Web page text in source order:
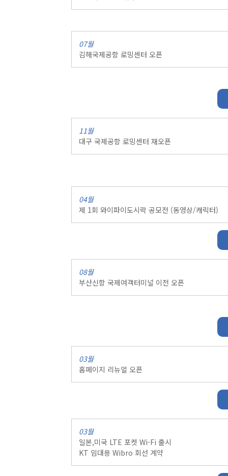
07월
김해국제공항 로밍센터 오픈
11월
대구 국제공항 로밍센터 재오픈
04월
제 1회 와이파이도시락 공모전 (동영상/캐릭터)
08월
부산신항 국제여객터미널 이전 오픈
03월
홈페이지 리뉴얼 오픈
03월
일본,미국 LTE 포켓 Wi-Fi 출시
KT 임대용 Wibro 회선 계약